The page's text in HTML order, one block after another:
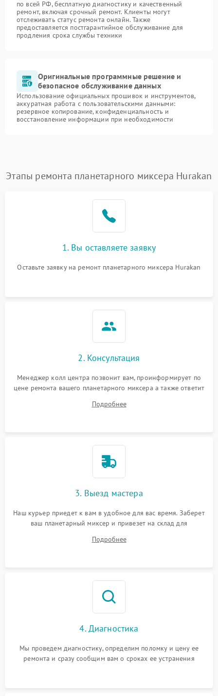
по всей РФ, бесплатную диагностику и качественный
ремонт, включая срочный ремонт. Клиенты могут
отслеживать статус ремонта онлайн. Также
предоставляется постгарантийное обслуживание для
продления срока службы техники
Оригинальные программные решение и
безопасное обслуживание данных
Использование официальных прошивок и инструментов,
аккуратная работа с пользовательскими данными:
резервное копирование, конфиденциальность и
восстановление информации при необходимости
Этапы ремонта планетарного миксера Hurakan
1. Вы оставляете заявку
Оставьте заявку на ремонт планетарного миксера Hurakan
2. Консультация
Менеджер колл центра позвонит вам, проинформирует по
цене ремонта вашего планетарного миксера а также ответит
Подробнее
3. Выезд мастера
Наш курьер приедет к вам в удобное для вас время. Заберет
ваш планетарный миксер и привезет на склад для
Подробнее
4. Диагностика
Мы проведем диагностику, определим поломку и цену ее
ремонта и сразу сообщим вам о сроках ее устранения